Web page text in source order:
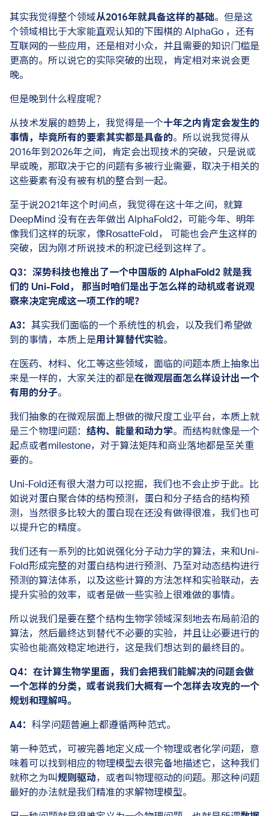
其实我觉得整个领域从2016年就具备这样的基础。但是这
个领域相比于大家能直观认知的下围棋的 AlphaGo ，还有
互联网的一些应用，还是相对小众，并且需要的知识门槛是
更高的。所以说它的实际突破的出现，肯定相对来说会更
晚。
但是晚到什么程度呢？
从技术发展的趋势上，我觉得是一个十年之内肯定会发生的
事情，毕竟所有的要素其实都是具备的。所以说我觉得从
2016年到2026年之间，肯定会出现技术的突破，只是说或
早或晚，那取决于它的问题有多被行业需要，取决于相关的
这些要素有没有被有机的整合到一起。
至于说2021年这个时间点，我觉得在这十年之间，就算
DeepMind 没有在去年做出 AlphaFold2，可能今年、明年
像我们这样的玩家，像RosatteFold， 可能也会产生这样的
突破，因为刚才所说技术的积淀已经到这样了。
Q3：深势科技也推出了一个中国版的 AlphaFold2 就是我
们的 Uni-Fold， 那当时咱们是出于怎么样的动机或者说观
察来决定完成这一项工作的呢？
A3： 其实我们面临的一个系统性的机会，以及我们希望做
到的事情，本质上是用计算替代实验。
在医药、材料、化工等这些领域，面临的问题本质上抽象出
来是一样的，大家关注的都是在微观层面怎么样设计出一个
有用的分子。
我们抽象的在微观层面上想做的微尺度工业平台，本质上就
是三个物理问题： 结构、能量和动力学。而结构就像是一个
起点或者milestone，对于算法矩阵和商业落地都是至关重
要的。
Uni-Fold还有很大潜力可以挖掘，我们也不会止步于此。比
如说对蛋白聚合体的结构预测，蛋白和分子结合的结构预
测，当然很多比较大的蛋白现在还没有做得很准，我们也可
以提升它的精度。
我们还有一系列的比如说强化分子动力学的算法，来和Uni-
Fold形成完整的对蛋白结构进行预测、乃至对动态结构进行
预测的算法体系，以及这些计算的方法怎样和实验联动，去
提升实验的效率，或者是做一些实验上很难做的事情。
所以说我们是要在整个结构生物学领域深刻地去布局前沿的
算法，然后最终达到替代不必要的实验，并且让必要进行的
实验也能高效稳定地进行，这是我们想达到的最终目的。
Q4：在计算生物学里面，我们会把我们能解决的问题会做
一个怎样的分类，或者说我们大概有一个怎样去攻克的一个
规划和理解吗。
A4： 科学问题普遍上都遵循两种范式。
第一种范式，可被完善地定义成一个物理或者化学问题，意
味着可以找到相应的物理模型去很完备地描述它，这种我们
就称之为叫规则驱动，或者叫物理驱动的问题。那这种问题
最好的办法就是我们精准的求解物理模型。